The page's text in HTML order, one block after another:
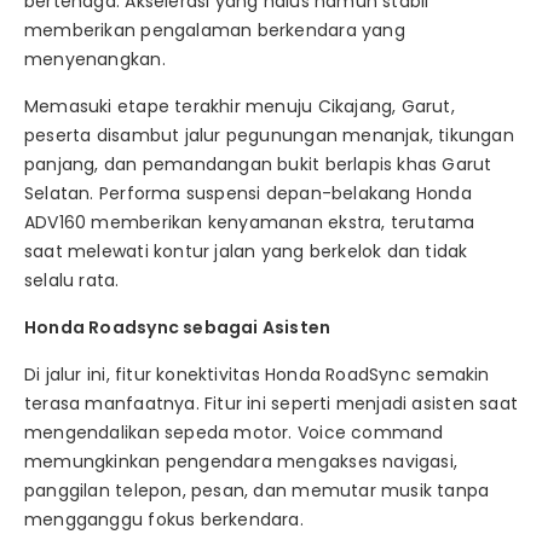
memberikan pengalaman berkendara yang
menyenangkan.
Memasuki etape terakhir menuju Cikajang, Garut,
peserta disambut jalur pegunungan menanjak, tikungan
panjang, dan pemandangan bukit berlapis khas Garut
Selatan. Performa suspensi depan-belakang Honda
ADV160 memberikan kenyamanan ekstra, terutama
saat melewati kontur jalan yang berkelok dan tidak
selalu rata.
Honda Roadsync sebagai Asisten
Di jalur ini, fitur konektivitas Honda RoadSync semakin
terasa manfaatnya. Fitur ini seperti menjadi asisten saat
mengendalikan sepeda motor. Voice command
memungkinkan pengendara mengakses navigasi,
panggilan telepon, pesan, dan memutar musik tanpa
mengganggu fokus berkendara.